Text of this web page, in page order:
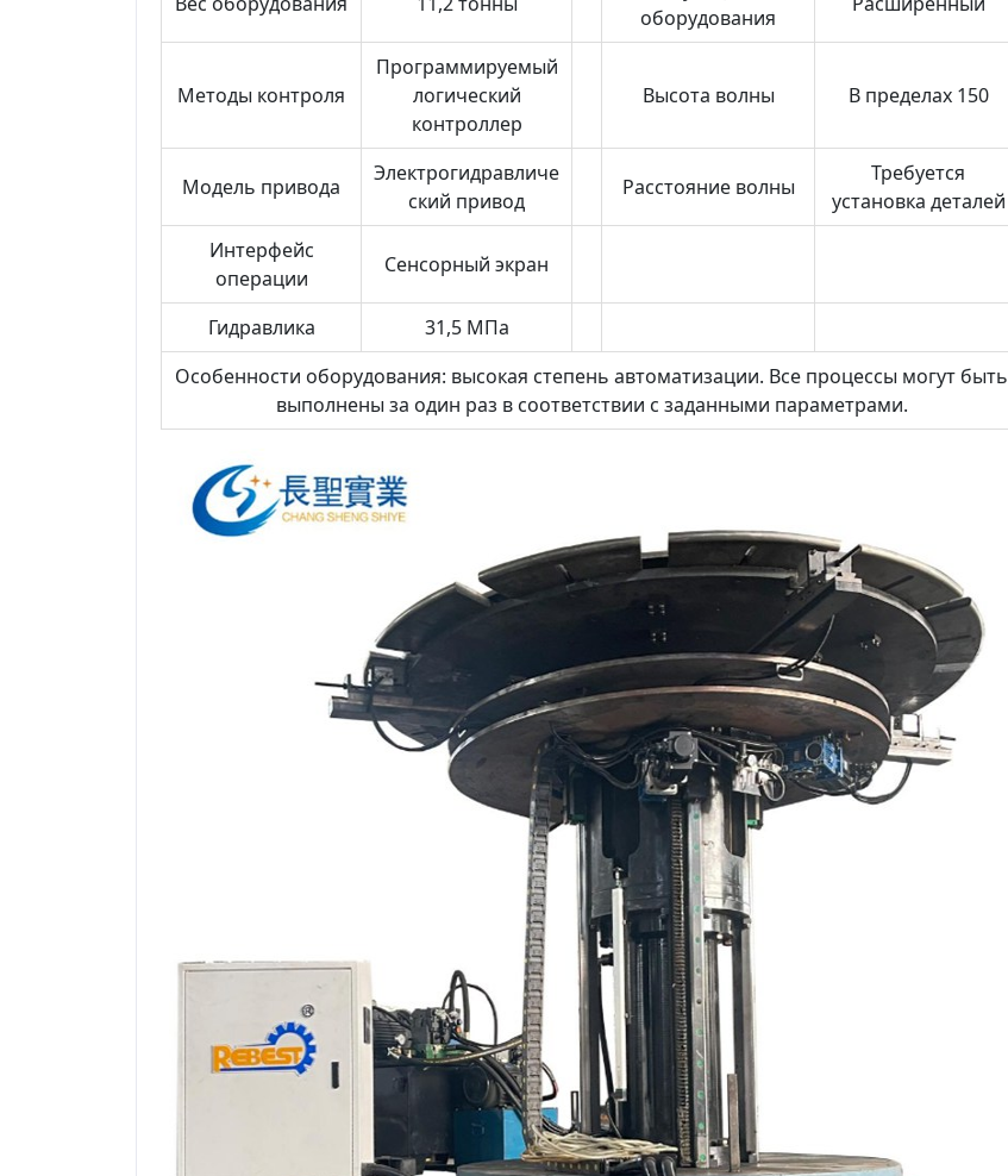
оборудования
Методы контроля
Программируемый
логический
контроллер
Высота волны В пределах 150
Модель привода
Электрогидравличе
ский привод
Расстояние волны
Требуется
установка деталей
Интерфейс
операции
Сенсорный экран
Гидравлика
31,5 МПа
Особенности оборудования: высокая степень автоматизации. Все процессы могут быть
выполнены за один раз в соответствии с заданными параметрами.